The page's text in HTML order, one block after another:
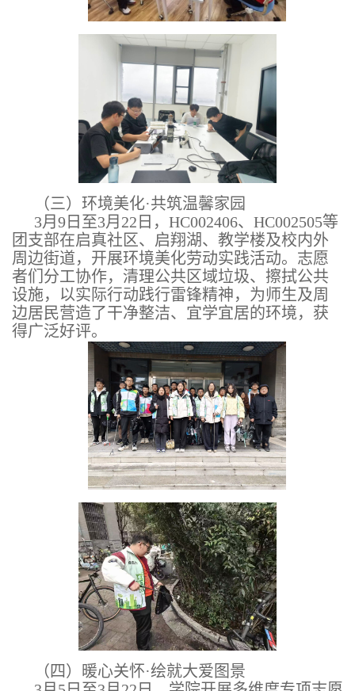
（三）环境美化·共筑温馨家园
3月9日至3月22日，HC002406、HC002505等
团支部在启真社区、启翔湖、教学楼及校内外
周边街道，开展环境美化劳动实践活动。志愿
者们分工协作，清理公共区域垃圾、擦拭公共
设施，以实际行动践行雷锋精神，为师生及周
边居民营造了干净整洁、宜学宜居的环境，获
得广泛好评。
（四）暖心关怀·绘就大爱图景